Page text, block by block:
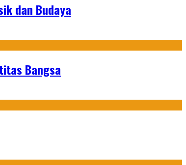
dan Budaya
Bangsa